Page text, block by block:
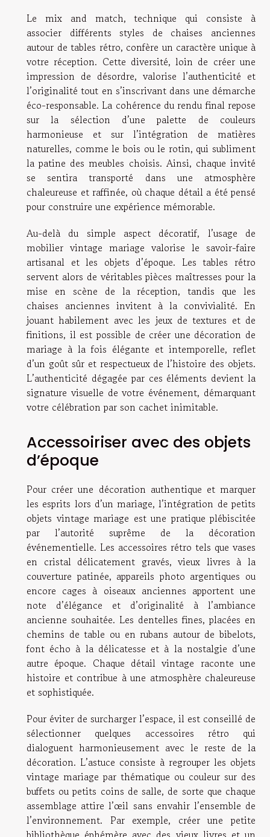
Le mix and match, technique qui consiste à
associer différents styles de chaises anciennes
autour de tables rétro, confère un caractère unique à
votre réception. Cette diversité, loin de créer une
impression de désordre, valorise l’authenticité et
l’originalité tout en s’inscrivant dans une démarche
éco-responsable. La cohérence du rendu final repose
sur la sélection d’une palette de couleurs
harmonieuse et sur l’intégration de matières
naturelles, comme le bois ou le rotin, qui subliment
la patine des meubles choisis. Ainsi, chaque invité
se sentira transporté dans une atmosphère
chaleureuse et raffinée, où chaque détail a été pensé
pour construire une expérience mémorable.
Au-delà du simple aspect décoratif, l’usage de
mobilier vintage mariage valorise le savoir-faire
artisanal et les objets d’époque. Les tables rétro
servent alors de véritables pièces maîtresses pour la
mise en scène de la réception, tandis que les
chaises anciennes invitent à la convivialité. En
jouant habilement avec les jeux de textures et de
finitions, il est possible de créer une décoration de
mariage à la fois élégante et intemporelle, reflet
d’un goût sûr et respectueux de l’histoire des objets.
L’authenticité dégagée par ces éléments devient la
signature visuelle de votre événement, démarquant
votre célébration par son cachet inimitable.
Accessoiriser avec des objets
d’époque
Pour créer une décoration authentique et marquer
les esprits lors d’un mariage, l’intégration de petits
objets vintage mariage est une pratique plébiscitée
par l’autorité suprême de la décoration
événementielle. Les accessoires rétro tels que vases
en cristal délicatement gravés, vieux livres à la
couverture patinée, appareils photo argentiques ou
encore cages à oiseaux anciennes apportent une
note d’élégance et d’originalité à l’ambiance
ancienne souhaitée. Les dentelles fines, placées en
chemins de table ou en rubans autour de bibelots,
font écho à la délicatesse et à la nostalgie d’une
autre époque. Chaque détail vintage raconte une
histoire et contribue à une atmosphère chaleureuse
et sophistiquée.
Pour éviter de surcharger l’espace, il est conseillé de
sélectionner quelques accessoires rétro qui
dialoguent harmonieusement avec le reste de la
décoration. L’astuce consiste à regrouper les objets
vintage mariage par thématique ou couleur sur des
buffets ou petits coins de salle, de sorte que chaque
assemblage attire l’œil sans envahir l’ensemble de
l’environnement. Par exemple, créer une petite